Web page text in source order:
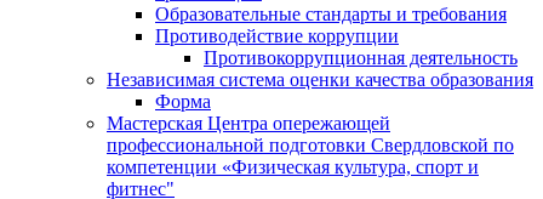
Образовательные стандарты и требования
Противодействие коррупции
Противокоррупционная деятельность
Независимая система оценки качества образования
Форма
Мастерская Центра опережающей
профессиональной подготовки Свердловской по
компетенции «Физическая культура, спорт и
фитнес"